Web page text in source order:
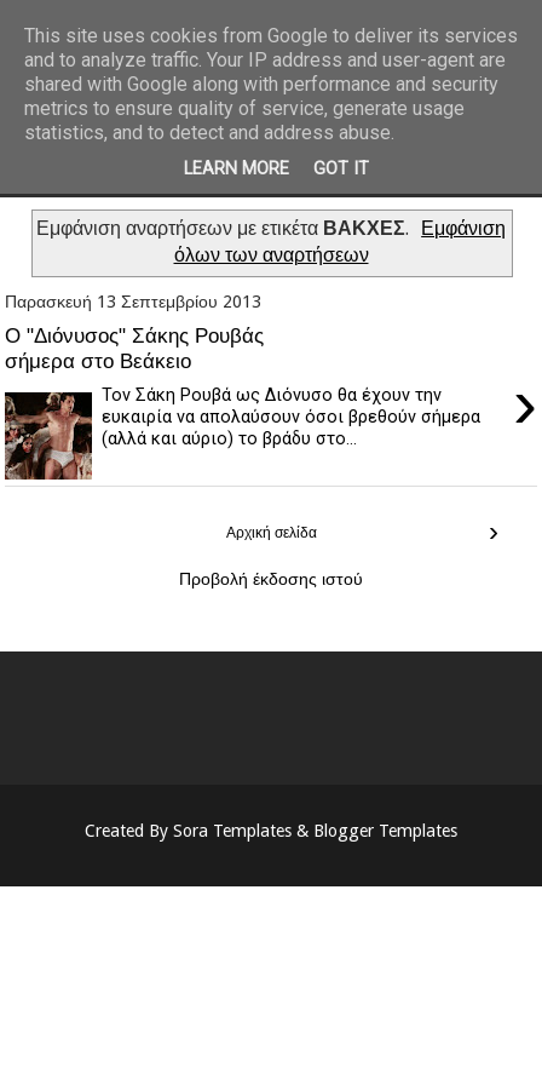
REPORTAZ NET
Εμφάνιση αναρτήσεων με ετικέτα ΒΑΚΧΕΣ.
Εμφάνιση
όλων των αναρτήσεων
Παρασκευή 13 Σεπτεμβρίου 2013
Ο "Διόνυσος" Σάκης Ρουβάς
σήμερα στο Βεάκειο
›
Τον Σάκη Ρουβά ως Διόνυσο θα έχουν την
ευκαιρία να απολαύσουν όσοι βρεθούν σήμερα
(αλλά και αύριο) το βράδυ στο...
›
Αρχική σελίδα
Προβολή έκδοσης ιστού
Created By Sora Templates & Blogger Templates
This site uses cookies from Google to deliver its services
and to analyze traffic. Your IP address and user-agent are
shared with Google along with performance and security
metrics to ensure quality of service, generate usage
statistics, and to detect and address abuse.
LEARN MORE GOT IT